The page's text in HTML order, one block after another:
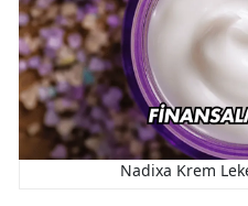
Nadixa Krem